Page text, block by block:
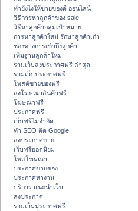
ทํายังไงให้ขายของดี ออนไลน์
วิธีการหาลูกค้าของ sale
วิธีหาลูกค้ากลุ่มเป้าหมาย
การหาลูกค้าใหม่ รักษาลูกค้าเก่า
ช่องทางการเข้าถึงลูกค้า
เพิ่มฐานลูกค้าใหม่
รวมเว็บลงประกาศฟรี ล่าสุด
รวมเว็บประกาศฟรี
โพสต์ขายของฟรี
ลงโฆษณาสินค้าฟรี
โฆษณาฟรี
ประกาศฟรี
เว็บฟรีไม่จำกัด
ทำ SEO ติด Google
ลงประกาศขาย
เว็บฟรียอดนิยม
โพสโฆษณา
ประกาศขายของ
ประกาศหางาน
บริการ แนะนำเว็บ
ลงประกาศ
รวมเว็บประกาศฟรี